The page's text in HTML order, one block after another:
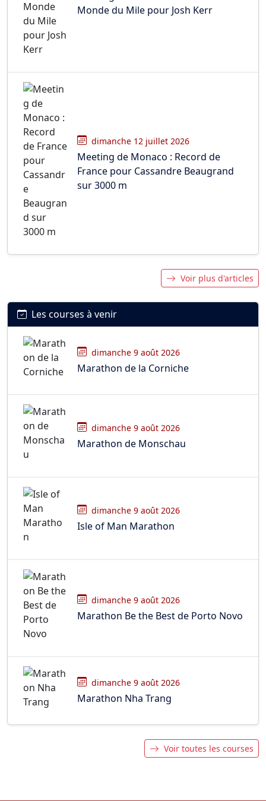
Monde du Mile pour Josh Kerr
dimanche 12 juillet 2026
Meeting de Monaco : Record de
France pour Cassandre Beaugrand
sur 3000 m
Voir plus d'articles
Les courses à venir
dimanche 9 août 2026
Marathon de la Corniche
dimanche 9 août 2026
Marathon de Monschau
dimanche 9 août 2026
Isle of Man Marathon
dimanche 9 août 2026
Marathon Be the Best de Porto Novo
dimanche 9 août 2026
Marathon Nha Trang
Voir toutes les courses